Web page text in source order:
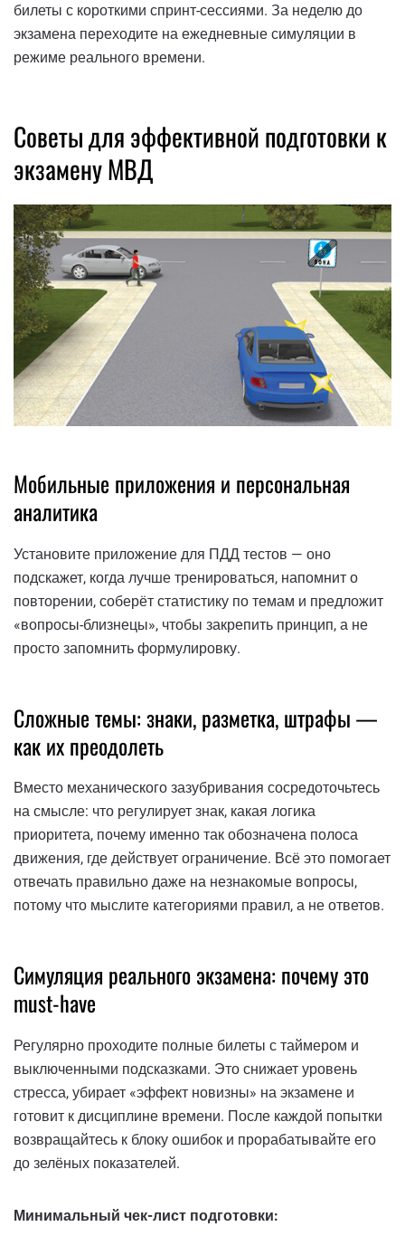
билеты с короткими спринт-сессиями. За неделю до
экзамена переходите на ежедневные симуляции в
режиме реального времени.
Советы для эффективной подготовки к
экзамену МВД
Мобильные приложения и персональная
аналитика
Установите приложение для ПДД тестов — оно
подскажет, когда лучше тренироваться, напомнит о
повторении, соберёт статистику по темам и предложит
«вопросы-близнецы», чтобы закрепить принцип, а не
просто запомнить формулировку.
Сложные темы: знаки, разметка, штрафы —
как их преодолеть
Вместо механического зазубривания сосредоточьтесь
на смысле: что регулирует знак, какая логика
приоритета, почему именно так обозначена полоса
движения, где действует ограничение. Всё это помогает
отвечать правильно даже на незнакомые вопросы,
потому что мыслите категориями правил, а не ответов.
Симуляция реального экзамена: почему это
must-have
Регулярно проходите полные билеты с таймером и
выключенными подсказками. Это снижает уровень
стресса, убирает «эффект новизны» на экзамене и
готовит к дисциплине времени. После каждой попытки
возвращайтесь к блоку ошибок и прорабатывайте его
до зелёных показателей.
Минимальный чек-лист подготовки: